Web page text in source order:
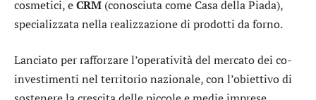
cosmetici, eCRM (conosciuta come Casa della Piada),
specializzata nella realizzazione di prodotti da forno.
Lanciato per rafforzare l’operatività del mercato dei co-
investimenti nel territorio nazionale, con l’obiettivo di